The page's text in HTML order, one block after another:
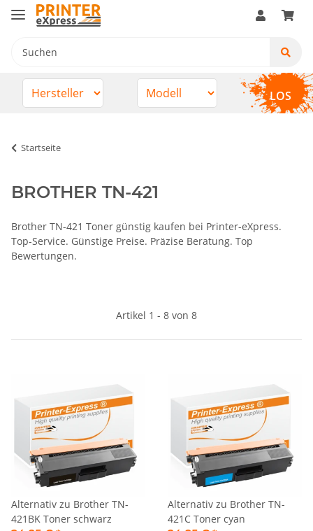
LOS
Startseite
BROTHER TN-421
Brother TN-421 Toner günstig kaufen bei Printer-eXpress.
Top-Service. Günstige Preise. Präzise Beratung. Top
Bewertungen.
Artikel 1 - 8 von 8
Alternativ zu Brother TN-
421BK Toner schwarz
Alternativ zu Brother TN-
421C Toner cyan